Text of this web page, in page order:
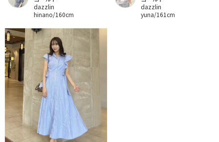
dazzlin
hinano/160cm
dazzlin
yuna/161cm